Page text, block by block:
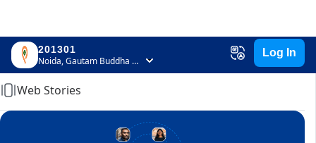
201301
Noida, Gautam Buddha Nagar, Uttar Pradesh
Log In
Home
Web Stories